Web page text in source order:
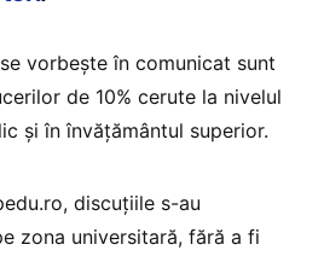
vorbește în comunicat sunt
de 10% cerute la nivelul
și în învățământul superior.
discuțiile s-au
zona universitară, fără a fi